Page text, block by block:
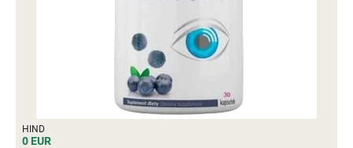
HIND
0 EUR